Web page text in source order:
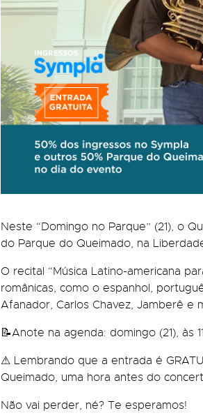
Neste “Domingo no Parque” (21), o
do Parque do Queimado, na
O recital “Música Latino-americana
românicas, como o espanhol,
Afanador, Carlos Chavez, Jamberê e
📝Anote na agenda: domingo (21), às
⚠ Lembrando que a entrada é
Queimado, uma hora antes do
Não vai perder, né? Te esperamos!